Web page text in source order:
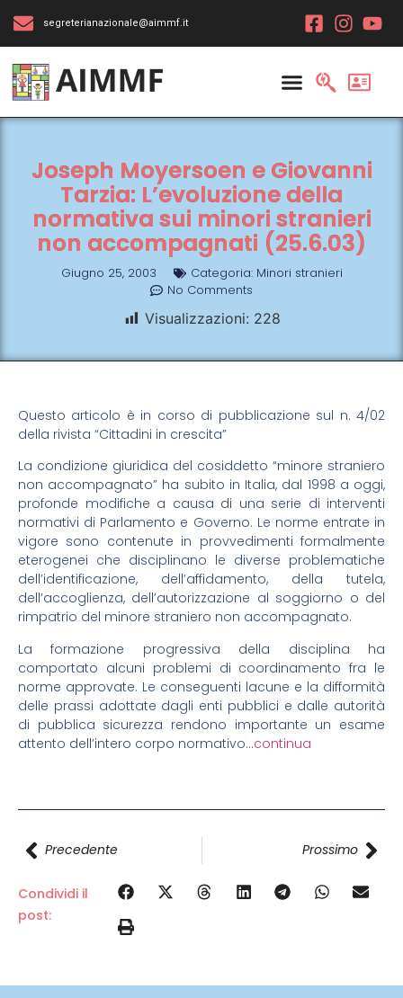
segreterianazionale@aimmf.it
Joseph Moyersoen e Giovanni
Tarzia: L’evoluzione della
normativa sui minori stranieri
non accompagnati (25.6.03)
Giugno 25, 2003 Categoria: Minori stranieri
No Comments
Visualizzazioni: 228
Questo articolo è in corso di pubblicazione sul n. 4/02
della rivista “Cittadini in crescita”
La condizione giuridica del cosiddetto “minore straniero
non accompagnato” ha subito in Italia, dal 1998 a oggi,
profonde modifiche a causa di una serie di interventi
normativi di Parlamento e Governo. Le norme entrate in
vigore sono contenute in provvedimenti formalmente
eterogenei che disciplinano le diverse problematiche
dell’identificazione, dell’affidamento, della tutela,
dell’accoglienza, dell’autorizzazione al soggiorno o del
rimpatrio del minore straniero non accompagnato.
La formazione progressiva della disciplina ha
comportato alcuni problemi di coordinamento fra le
norme approvate. Le conseguenti lacune e la difformità
delle prassi adottate dagli enti pubblici e dalle autorità
di pubblica sicurezza rendono importante un esame
attento dell’intero corpo normativo…continua
Precedente Prossimo
Condividi il
post: